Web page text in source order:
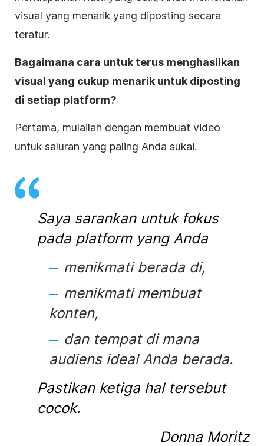
visual yang menarik yang diposting secara
teratur.
Bagaimana cara untuk terus menghasilkan
visual yang cukup menarik untuk diposting
di setiap platform?
Pertama, mulailah dengan membuat video
untuk saluran yang paling Anda sukai.
Saya sarankan untuk fokus
pada platform yang Anda
menikmati berada di,
menikmati membuat
konten,
dan tempat di mana
audiens ideal Anda berada.
Pastikan ketiga hal tersebut
cocok.
Donna Moritz